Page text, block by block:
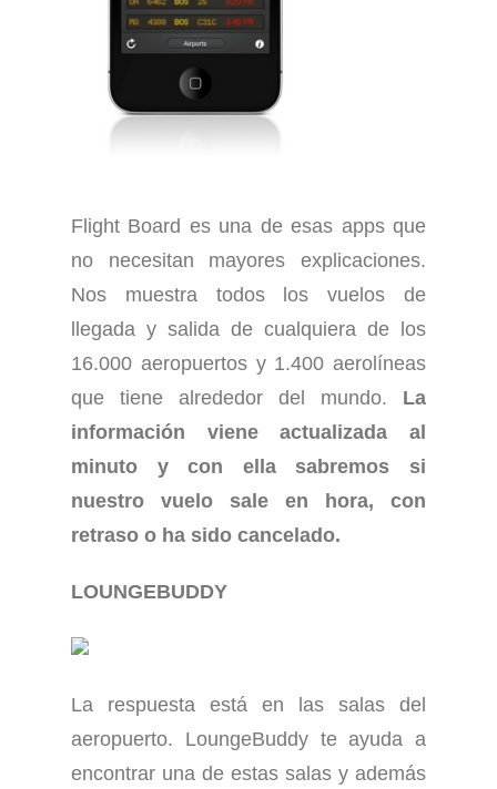
Flight Board es una de esas apps que
no necesitan mayores explicaciones.
Nos muestra todos los vuelos de
llegada y salida de cualquiera de los
16.000 aeropuertos y 1.400 aerolíneas
que tiene alrededor del mundo. La
información viene actualizada al
minuto y con ella sabremos si
nuestro vuelo sale en hora, con
retraso o ha sido cancelado.
LOUNGEBUDDY
La respuesta está en las salas del
aeropuerto. LoungeBuddy te ayuda a
encontrar una de estas salas y además